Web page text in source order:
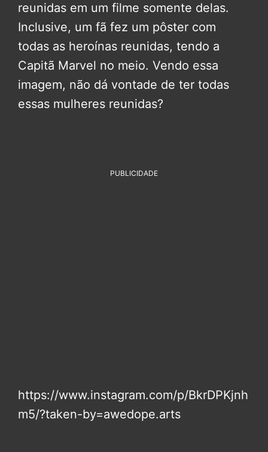
reunidas em um filme somente delas.
Inclusive, um fã fez um pôster com
todas as heroínas reunidas, tendo a
Capitã Marvel no meio. Vendo essa
imagem, não dá vontade de ter todas
essas mulheres reunidas?
PUBLICIDADE
https://www.instagram.com/p/BkrDPKjnh
m5/?taken-by=awedope.arts